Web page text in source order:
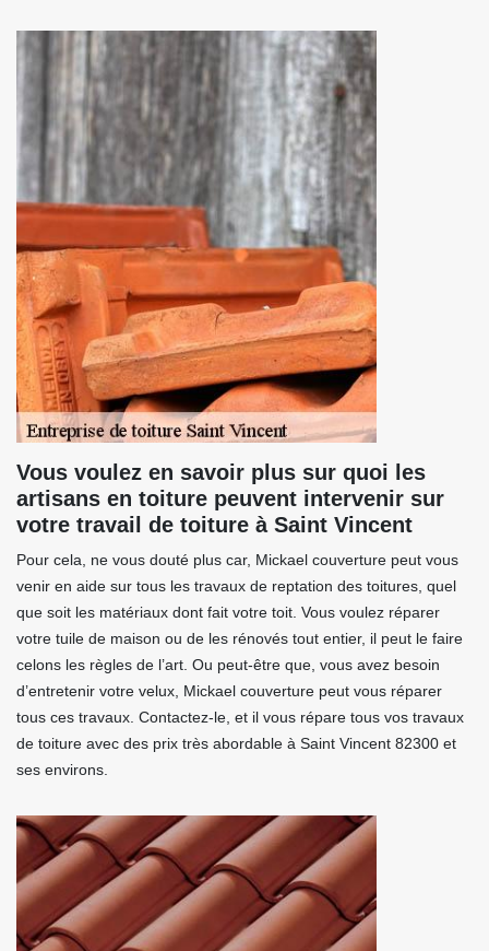
Vous voulez en savoir plus sur quoi les
artisans en toiture peuvent intervenir sur
votre travail de toiture à Saint Vincent
Pour cela, ne vous douté plus car, Mickael couverture peut vous
venir en aide sur tous les travaux de reptation des toitures, quel
que soit les matériaux dont fait votre toit. Vous voulez réparer
votre tuile de maison ou de les rénovés tout entier, il peut le faire
celons les règles de l’art. Ou peut-être que, vous avez besoin
d’entretenir votre velux, Mickael couverture peut vous réparer
tous ces travaux. Contactez-le, et il vous répare tous vos travaux
de toiture avec des prix très abordable à Saint Vincent 82300 et
ses environs.